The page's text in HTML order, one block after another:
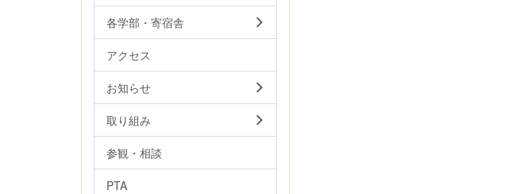
各学部・寄宿舎
アクセス
お知らせ
取り組み
参観・相談
PTA